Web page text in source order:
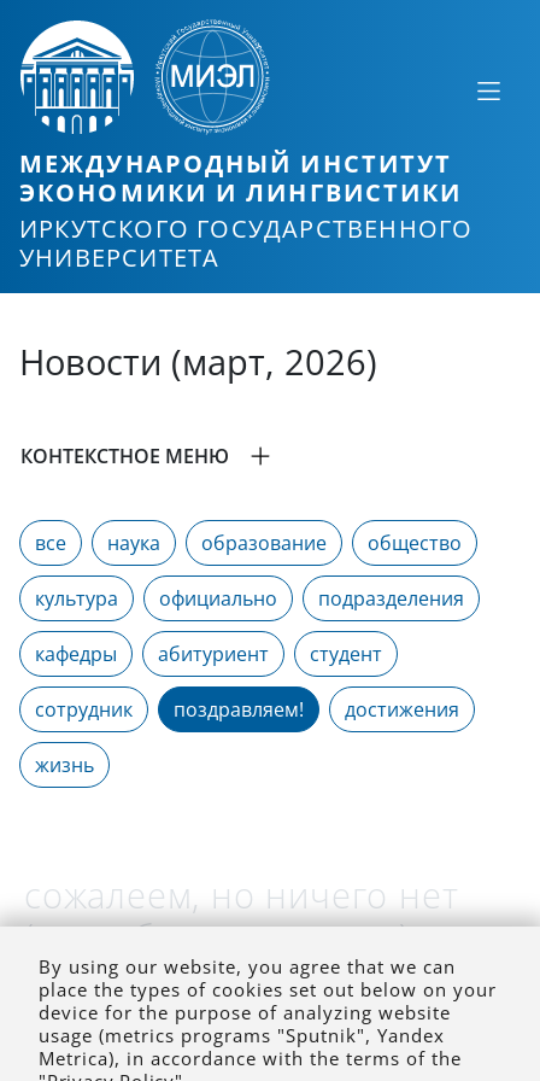
МЕЖДУНАРОДНЫЙ ИНСТИТУТ
ЭКОНОМИКИ И ЛИНГВИСТИКИ
ИРКУТСКОГО ГОСУДАРСТВЕННОГО
УНИВЕРСИТЕТА
Новости (март, 2026)
КОНТЕКСТНОЕ МЕНЮ
все наука образование общество
культура официально подразделения
кафедры абитуриент студент
сотрудник поздравляем! достижения
жизнь
сожалеем, но ничего нет
(на выбранное время)
By using our website, you agree that we can
place the types of cookies set out below on your
device for the purpose of analyzing website
usage (metrics programs "Sputnik", Yandex
Metrica), in accordance with the terms of the